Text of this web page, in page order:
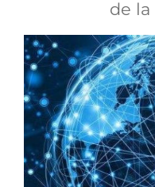
de